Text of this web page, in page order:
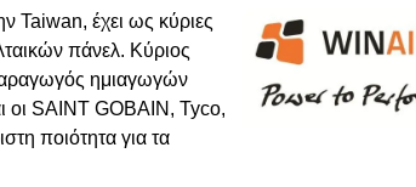
Taiwan, έχει ως κύριες
πάνελ. Κύριος
ημιαγωγών
οι SAINT GOBAIN, Tyco,
ποιότητα για τα